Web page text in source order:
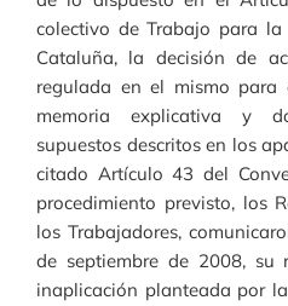
colectivo de Trabajo para
Cataluña, la decisión de
regulada en el mismo
memoria explicativa y
supuestos descritos en los
citado Artículo 43 del
procedimiento previsto, los
los Trabajadores,
de septiembre de 2008,
inaplicación planteada por